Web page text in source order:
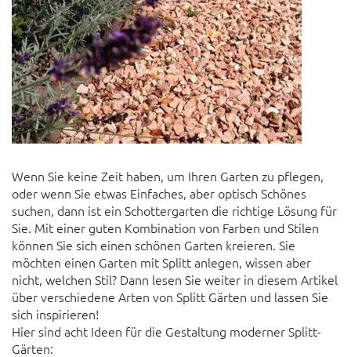
Wenn Sie keine Zeit haben, um Ihren Garten zu pflegen,
oder wenn Sie etwas Einfaches, aber optisch Schönes
suchen, dann ist ein Schottergarten die richtige Lösung für
Sie. Mit einer guten Kombination von Farben und Stilen
können Sie sich einen schönen Garten kreieren. Sie
möchten einen Garten mit Splitt anlegen, wissen aber
nicht, welchen Stil? Dann lesen Sie weiter in diesem Artikel
über verschiedene Arten von Splitt Gärten und lassen Sie
sich inspirieren!
Hier sind acht Ideen für die Gestaltung moderner Splitt-
Gärten: